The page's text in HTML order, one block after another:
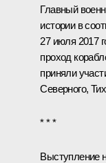
Главный
истории в
27 июля 2017
проход
приняли
Северного,
* * *
Выступление